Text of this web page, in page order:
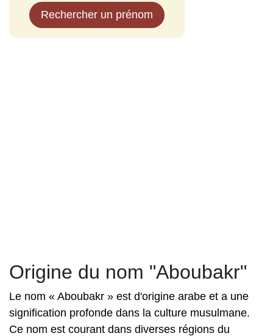
Rechercher un prénom
Origine du nom "Aboubakr"
Le nom « Aboubakr » est d'origine arabe et a une
signification profonde dans la culture musulmane.
Ce nom est courant dans diverses régions du